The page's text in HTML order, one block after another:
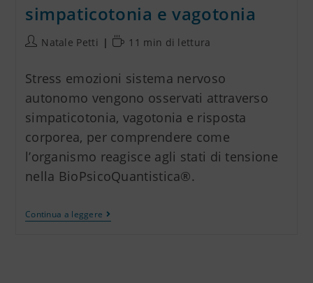
simpaticotonia e vagotonia
Natale Petti 11 min di lettura
Stress emozioni sistema nervoso
autonomo vengono osservati attraverso
simpaticotonia, vagotonia e risposta
corporea, per comprendere come
l’organismo reagisce agli stati di tensione
nella BioPsicoQuantistica®.
Continua a leggere